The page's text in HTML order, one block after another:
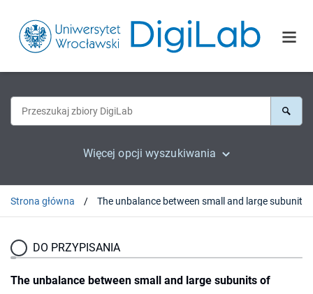
Więcej opcji wyszukiwania
Strona główna
DO PRZYPISANIA
The unbalance between small and large subunits of